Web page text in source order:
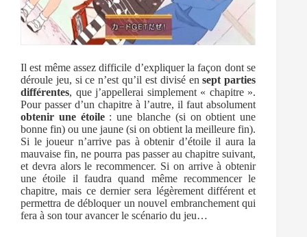
Il est même assez difficile d’expliquer la façon dont se
déroule jeu, si ce n’est qu’il est divisé ensept parties
différentes, que j’appellerai simplement « chapitre ».
Pour passer d’un chapitre à l’autre, il faut absolument
obtenir une étoile: une blanche (si on obtient une
bonne fin) ou une jaune (si on obtient la meilleure fin).
Si le joueur n’arrive pas à obtenir d’étoile il aura la
mauvaise fin, ne pourra pas passer au chapitre suivant,
et devra alors le recommencer. Si on arrive à obtenir
une étoile il faudra quand même recommencer le
chapitre, mais ce dernier sera légèrement différent et
permettra de débloquer un nouvel embranchement qui
fera à son tour avancer le scénario du jeu…